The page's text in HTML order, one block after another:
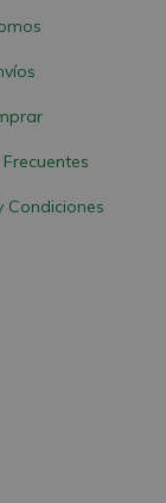
Condiciones